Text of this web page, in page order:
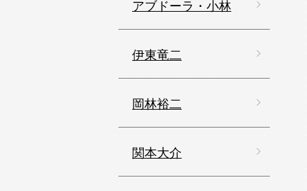
アブドーラ・小林
伊東竜二
岡林裕二
関本大介